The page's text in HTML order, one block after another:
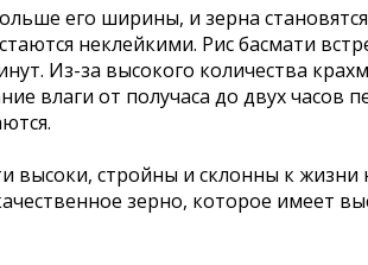
его ширины, и зерна
неклейкими. Рис басмати
Из-за высокого количества
влаги от получаса до двух часов
высоки, стройны и склонны к
зерно, которое имеет